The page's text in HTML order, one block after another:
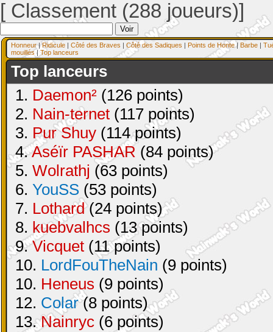
[ Classement (288 joueurs)]
Honneur|Ridicule | Côté des Braves | Côté des Sadiques | Points de Honte| Barbe |
mouillés| Top lanceurs
Top lanceurs
1. Daemon² (126 points)
2. Nain-ternet (117 points)
3. Pur Shuy (114 points)
4.Aséïr PASHAR (84 points)
5. Wolrathj (63 points)
6. YouSS (53 points)
7. Lothard(24 points)
8. kuebvalhcs (13 points)
9.Vicquet (11 points)
10. LordFouTheNain (9 points)
10. Heneus (9 points)
12. Colar(8 points)
13.Nainryc (6 points)